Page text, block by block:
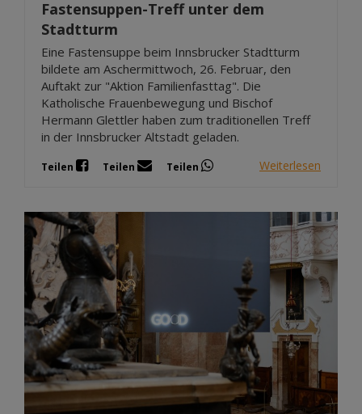
Fastensuppen-Treff unter dem
Stadtturm
Eine Fastensuppe beim Innsbrucker Stadtturm
bildete am Aschermittwoch, 26. Februar, den
Auftakt zur "Aktion Familienfasttag". Die
Katholische Frauenbewegung und Bischof
Hermann Glettler haben zum traditionellen Treff
in der Innsbrucker Altstadt geladen.
Teilen Teilen Teilen Weiterlesen